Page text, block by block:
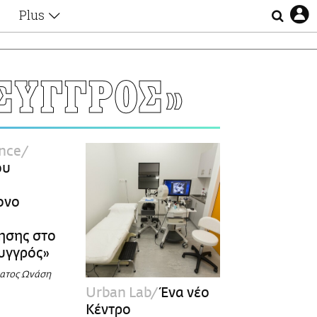
Plus
Αφιερώματα
Ζώδια
Οι Αθηναίοι
στο
Ωνάση
Urban Lab Ένα νέο
Κέντρο